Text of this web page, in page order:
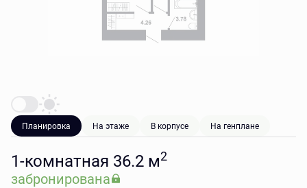
Планировка На этаже В корпусе На генплане
1-комнатная 36.2 м2
забронирована